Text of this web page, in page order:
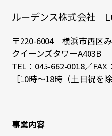
ルーデンス株式会社
〒220-6004 横浜市西区
クイーンズタワーA403B
TEL： 045-662-0018／FAX
［10時～18時（土日祝を除
事業内容